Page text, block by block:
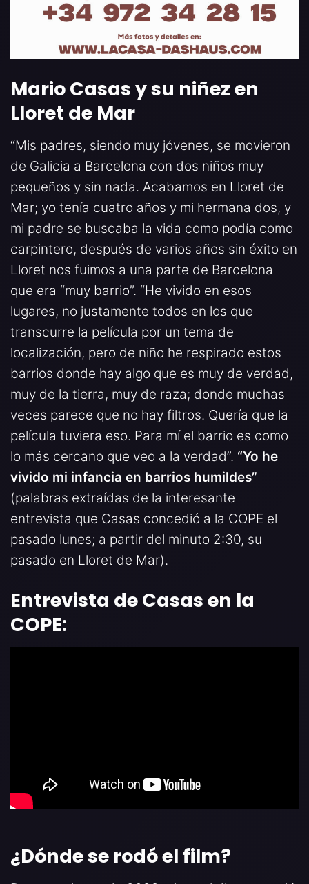
Mario Casas y su niñez en
Lloret de Mar
“Mis padres, siendo muy jóvenes, se movieron
de Galicia a Barcelona con dos niños muy
pequeños y sin nada. Acabamos en Lloret de
Mar; yo tenía cuatro años y mi hermana dos, y
mi padre se buscaba la vida como podía como
carpintero, después de varios años sin éxito en
Lloret nos fuimos a una parte de Barcelona
que era “muy barrio”. “He vivido en esos
lugares, no justamente todos en los que
transcurre la película por un tema de
localización, pero de niño he respirado estos
barrios donde hay algo que es muy de verdad,
muy de la tierra, muy de raza; donde muchas
veces parece que no hay filtros. Quería que la
película tuviera eso. Para mí el barrio es como
lo más cercano que veo a la verdad”. “Yo he
vivido mi infancia en barrios humildes”
(palabras extraídas de la interesante
entrevista que Casas concedió a la COPE el
pasado lunes; a partir del minuto 2:30, su
pasado en Lloret de Mar).
Entrevista de Casas en la
COPE:
¿Dónde se rodó el film?